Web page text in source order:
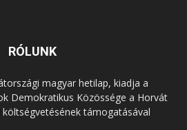
RÓLUNK
magyar hetilap, kiadja a
Demokratikus Közössége a Horvát
támogatásával